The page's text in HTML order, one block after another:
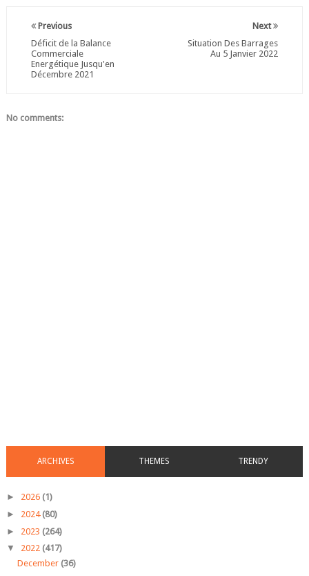
Next
Situation Des Barrages
Au 5 Janvier 2022
Previous
Déficit de la Balance
Commerciale
Energétique Jusqu'en
Décembre 2021
No comments:
ARCHIVES THEMES TRENDY
► 2026 (1)
► 2024 (80)
► 2023 (264)
▼ 2022 (417)
December (36)